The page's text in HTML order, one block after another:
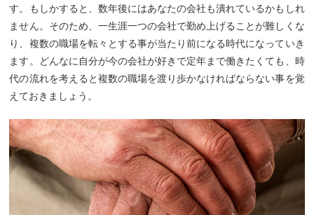
す。もしかすると、数年後にはあなたの会社も潰れているかもしれ
ません。そのため、一生涯一つの会社で勤め上げることが難しくな
り、複数の職場を転々とする事が当たり前になる時代になっていき
ます。どんなに自分が今の会社が好きで定年まで働きたくても、時
代の流れを考えると複数の職場を渡り歩かなければならない事を覚
えておきましょう。